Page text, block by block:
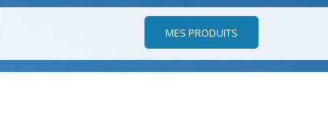
MES PRODUITS